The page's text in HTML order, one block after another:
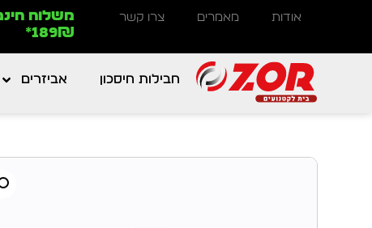
אודות מאמרים צרו קשר
משלוח
189₪*
חבילות חיסכון אביזרים